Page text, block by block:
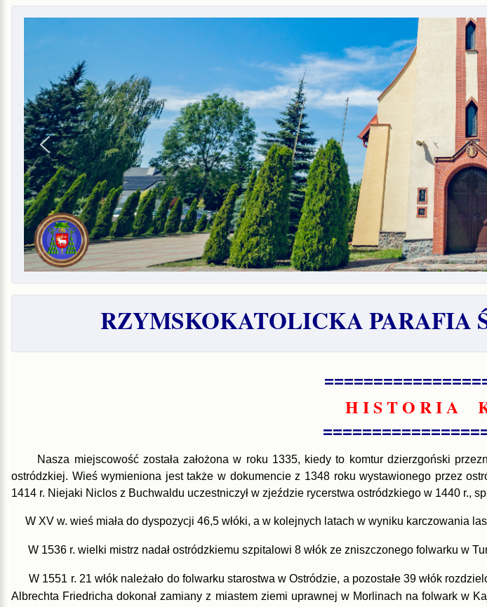
RZYMSKOKATOLICKA PARAFIA
H I S T O R I A
Nasza miejscowość została założona w roku 1335, kiedy to komtur dzierzgoński
ostródzkiej. Wieś wymieniona jest także w dokumencie z 1348 roku wystawionego przez
1414 r. Niejaki Niclos z Buchwaldu uczestniczył w zjeździe rycerstwa ostródzkiego w 1440 r.,
W XV w. wieś miała do dyspozycji 46,5 włóki, a w kolejnych latach w wyniku karczowania
W 1536 r. wielki mistrz nadał ostródzkiemu szpitalowi 8 włók ze zniszczonego folwarku w
W 1551 r. 21 włók należało do folwarku starostwa w Ostródzie, a pozostałe 39 włók
Albrechta Friedricha dokonał zamiany z miastem ziemi uprawnej w Morlinach na folwark w